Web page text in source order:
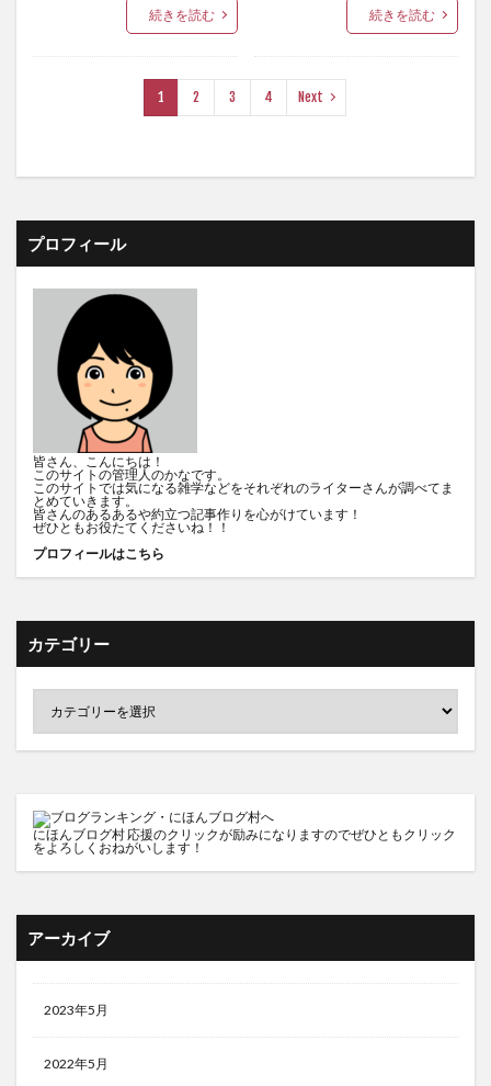
続きを読む 続きを読む
1 2 3 4 Next
プロフィール
皆さん、こんにちは！
このサイトの管理人のかなです。
このサイトでは気になる雑学などをそれぞれのライターさんが調べてま
とめていきます。
皆さんのあるあるや約立つ記事作りを心がけています！
ぜひともお役たてくださいね！！
プロフィールはこちら
カテゴリー
にほんブログ村 応援のクリックが励みになりますのでぜひともクリック
をよろしくおねがいします！
アーカイブ
2023年5月
2022年5月